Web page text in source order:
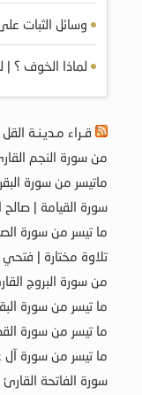
وسائل الثبات
لماذا الخوف ؟ |
قـراء مـديـنـة القل
من سورة النجم
ماتيسر من سورة
سورة القيامة | صالح
ما تيسر من سورة
تلاوة مختارة |
من سورة البروج
ما تيسر من سورة
ما تيسر من سورة
ما تيسر من سورة
سورة الفاتحة